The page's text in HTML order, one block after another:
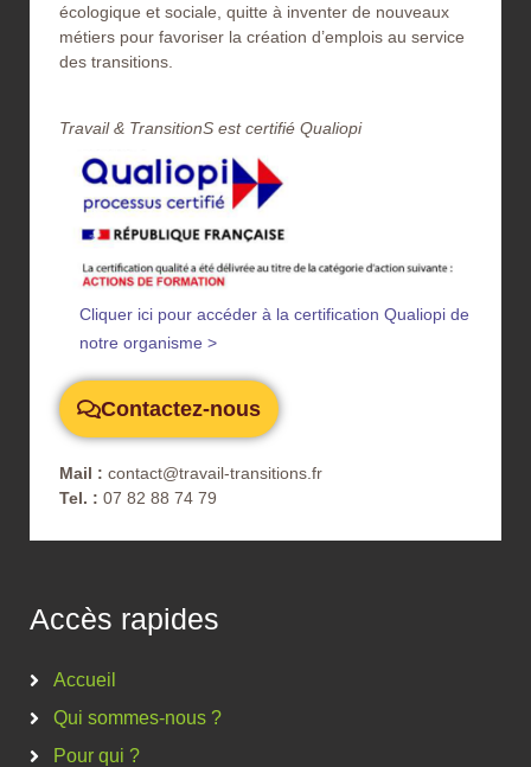
écologique et sociale, quitte à inventer de nouveaux
métiers pour favoriser la création d’emplois au service
des transitions.
Travail & TransitionS est certifié Qualiopi​
Cliquer ici pour accéder à la certification Qualiopi de
notre organisme >
Contactez-nous
Mail : contact@travail-transitions.fr
Tel. : 07 82 88 74 79
Accès rapides
Accueil
Qui sommes-nous ?
Pour qui ?